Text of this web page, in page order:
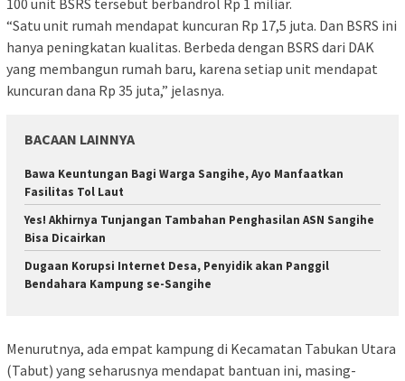
100 unit BSRS tersebut berbandrol Rp 1 miliar.
“Satu unit rumah mendapat kuncuran Rp 17,5 juta. Dan BSRS ini
hanya peningkatan kualitas. Berbeda dengan BSRS dari DAK
yang membangun rumah baru, karena setiap unit mendapat
kuncuran dana Rp 35 juta,” jelasnya.
BACAAN LAINNYA
Bawa Keuntungan Bagi Warga Sangihe, Ayo Manfaatkan
Fasilitas Tol Laut
Yes! Akhirnya Tunjangan Tambahan Penghasilan ASN Sangihe
Bisa Dicairkan
Dugaan Korupsi Internet Desa, Penyidik akan Panggil
Bendahara Kampung se-Sangihe
Menurutnya, ada empat kampung di Kecamatan Tabukan Utara
(Tabut) yang seharusnya mendapat bantuan ini, masing-